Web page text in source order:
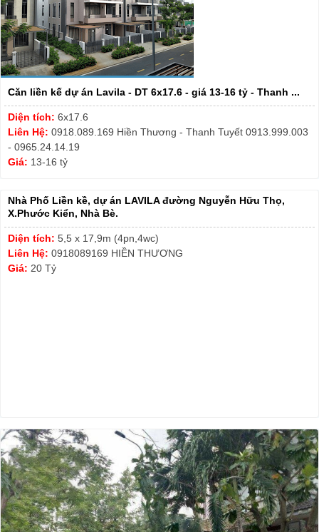
Căn liền kế dự án Lavila - DT 6x17.6 - giá 13-16 tỷ - Thanh ...
Diện tích: 6x17.6
Liên Hệ: 0918.089.169 Hiền Thương - Thanh Tuyết 0913.999.003
- 0965.24.14.19
Giá: 13-16 tỷ
Nhà Phố Liền kề, dự án LAVILA đường Nguyễn Hữu Thọ,
X.Phước Kiển, Nhà Bè.
Diện tích: 5,5 x 17,9m (4pn,4wc)
Liên Hệ: 0918089169 HIỀN THƯƠNG
Giá: 20 Tỷ